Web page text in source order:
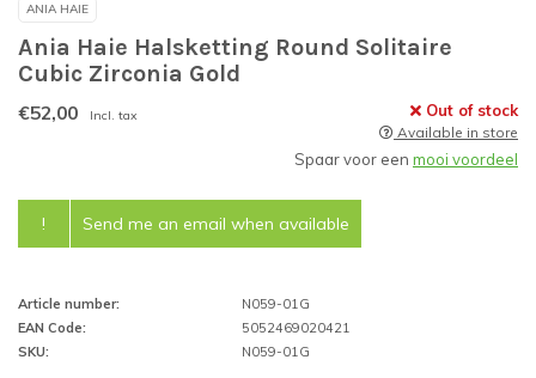
ANIA HAIE
Ania Haie Halsketting Round Solitaire
Cubic Zirconia Gold
€52,00 Incl. tax Out of stock
Available in store
Spaar voor een mooi voordeel
! Send me an email when available
Article number:
N059-01G
EAN Code:
5052469020421
SKU:
N059-01G